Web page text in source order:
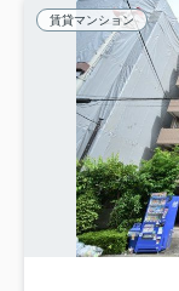
賃貸マンション